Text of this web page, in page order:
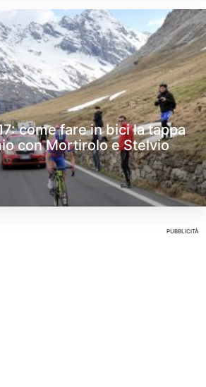
come fare in bici la tappa
con Mortirolo e Stelvio
PUBBLICITÀ